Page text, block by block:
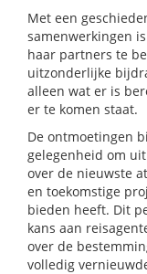
Met een
samenwerkingen
haar partners te
uitzonderlijke
alleen wat er is
er te komen staat.
De ontmoetingen
gelegenheid om
over de nieuwste
en toekomstige
bieden heeft. Dit
kans aan
over de
volledig